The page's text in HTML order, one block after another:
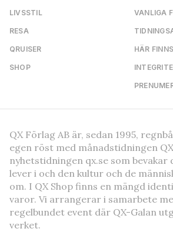
LIVSSTIL
RESA
QRUISER
SHOP
VANLIGA
HÄR
QX Förlag AB är, sedan 1995,
egen röst med månadstidningen
nyhetstidningen qx.se som bevakar
lever i och den kultur och de
om. I QX Shop finns en mängd
varor. Vi arrangerar i samarbete
regelbundet event där QX-Galan
verket.